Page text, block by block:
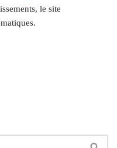
le site